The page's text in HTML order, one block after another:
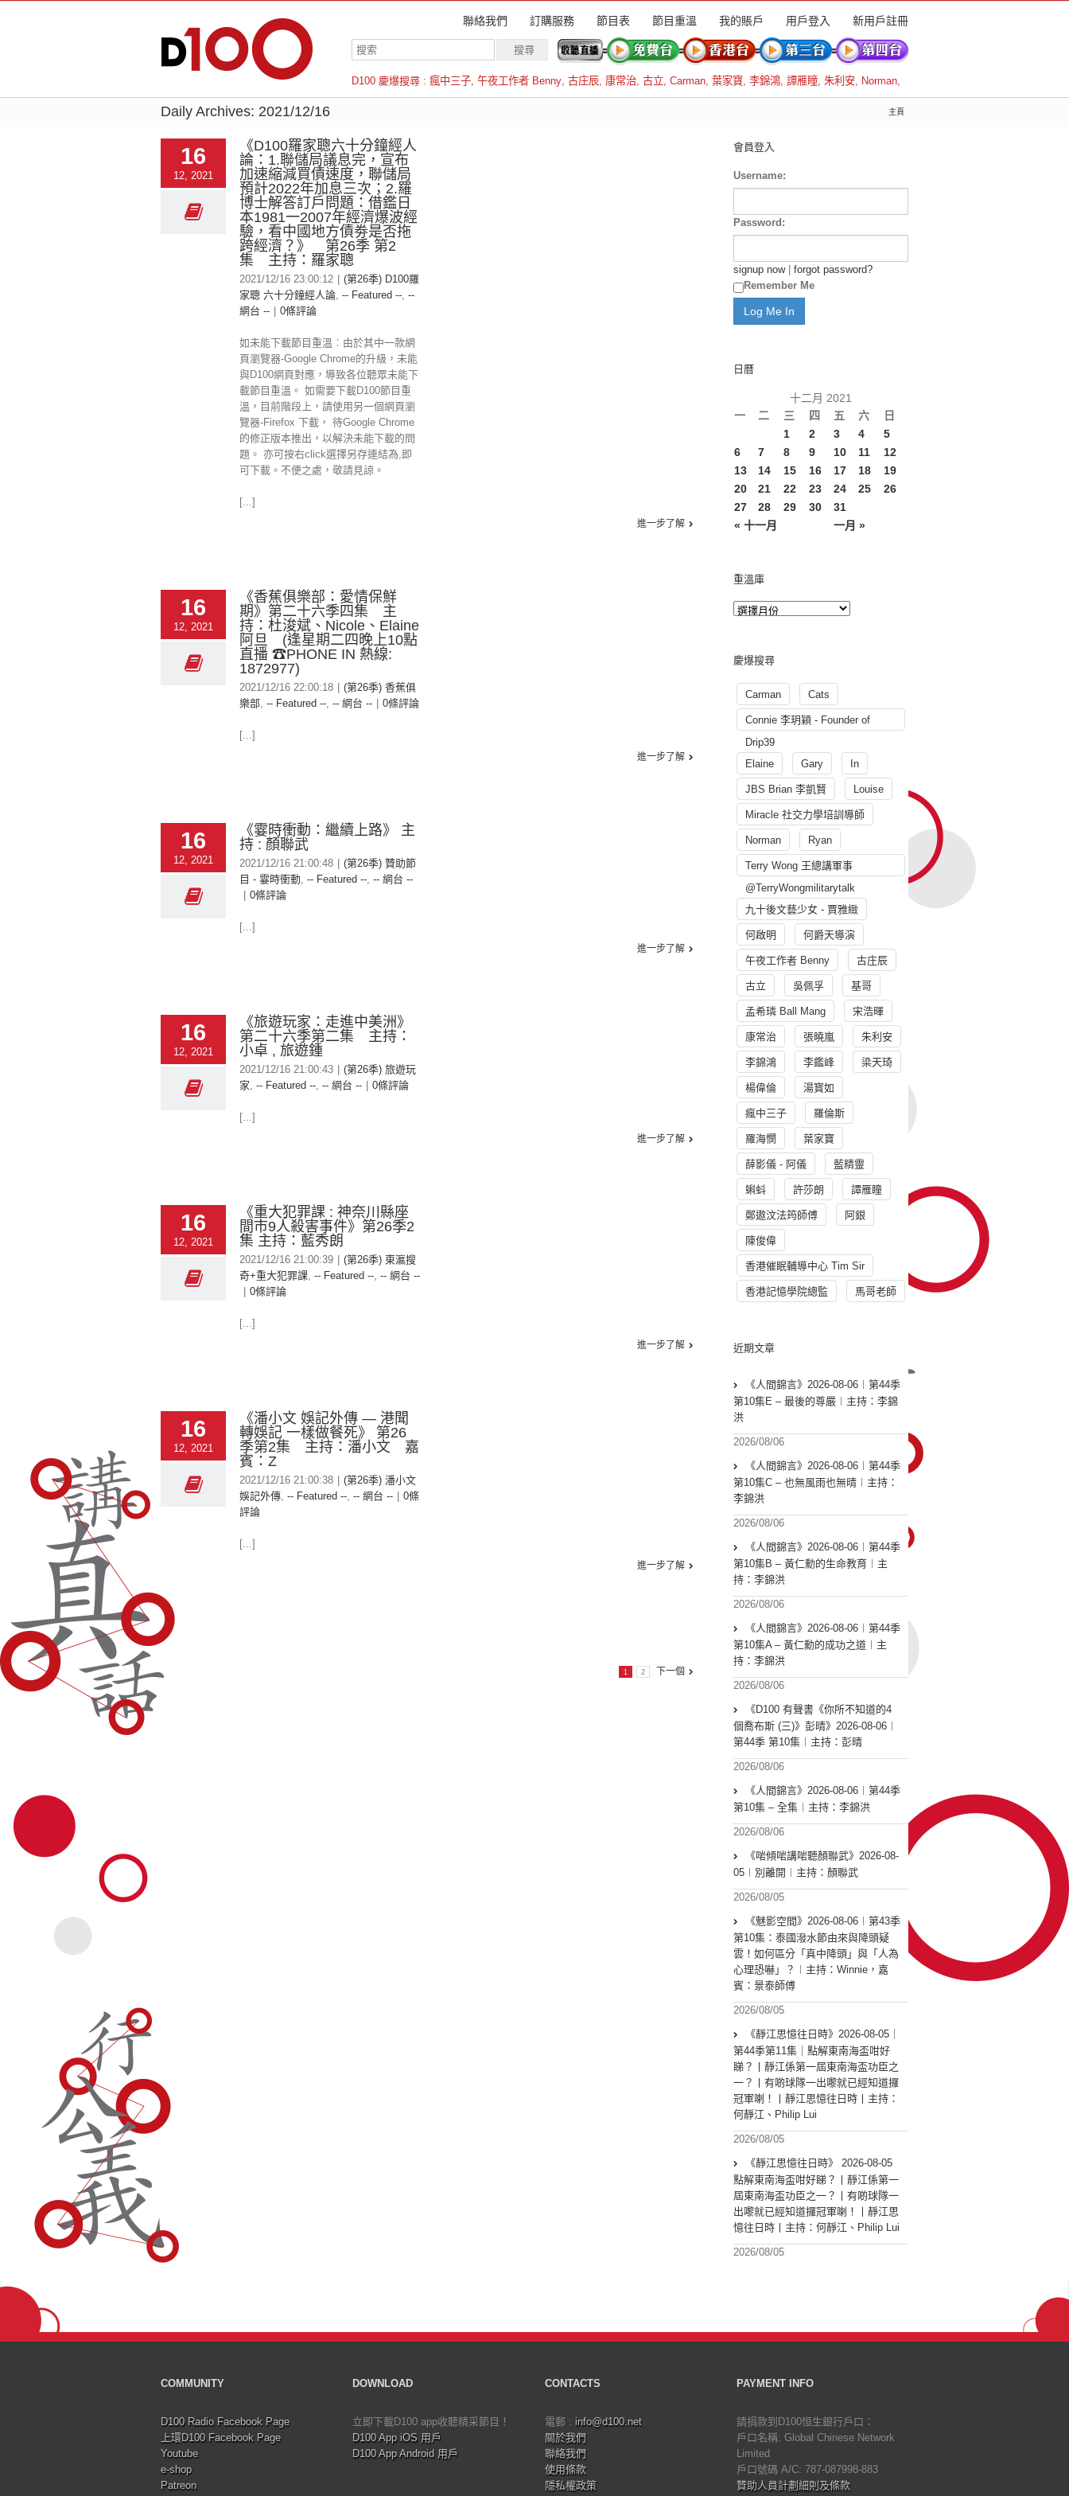
聯絡我們 訂購服務 節目表 節目重溫 我的賬戶 用戶登入 新用戶註冊
D100 慶爆搜尋 : 瘋中三子, 午夜工作者 Benny, 古庄辰, 康常治, 古立, Carman, 葉家寶, 李錦鴻, 譚雁瞳, 朱利安, Norman,
羅倫斯
Daily Archives: 2021/12/16 主頁
16
12, 2021
《D100羅家聰六十分鐘經人
論：1.聯儲局議息完，宣布
加速縮減買債速度，聯儲局
預計2022年加息三次；2.羅
博士解答訂戶問題：借鑑日
本1981一2007年經濟爆波經
驗，看中國地方債劵是否拖
跨經濟？》 第26季 第2
集 主持：羅家聰
2021/12/16 23:00:12
(第26季) D100羅
家聰 六十分鐘經人論, -- Featured --, --
網台 --
0條評論
如未能下載節目重溫︰由於其中一款網
頁瀏覽器-Google Chrome的升級，未能
與D100網頁對應，導致各位聽眾未能下
載節目重溫。 如需要下載D100節目重
溫，目前階段上，請使用另一個網頁瀏
覽器-Firefox 下載， 待Google Chrome
的修正版本推出，以解決未能下載的問
題。 亦可按右click選擇另存連結為,即
可下載。不便之處，敬請見諒。
[...]
進一步了解
16
12, 2021
《香蕉俱樂部：愛情保鮮
期》第二十六季四集 主
持：杜浚斌、Nicole、Elaine
阿旦 (逢星期二四晚上10點
直播 ☎PHONE IN 熱線:
1872977)
2021/12/16 22:00:18
(第26季) 香蕉俱
樂部, -- Featured --, -- 網台 -- 0條評論
[...]
進一步了解
16
12, 2021
《霎時衝動：繼續上路》 主
持 : 顏聯武
2021/12/16 21:00:48
(第26季) 贊助節
目 - 霎時衝動, -- Featured --, -- 網台 --
0條評論
[...]
進一步了解
16
12, 2021
《旅遊玩家：走進中美洲》
第二十六季第二集 主持：
小卓 , 旅遊鍾
2021/12/16 21:00:43
(第26季) 旅遊玩
家, -- Featured --, -- 網台 -- 0條評論
[...]
進一步了解
16
12, 2021
《重大犯罪課 : 神奈川縣座
間市9人殺害事件》第26季2
集 主持：藍秀朗
2021/12/16 21:00:39
(第26季) 東瀛搜
奇+重大犯罪課, -- Featured --, -- 網台 --
0條評論
[...]
進一步了解
16
12, 2021
《潘小文 娛記外傳 — 港聞
轉娛記 一樣做餐死》 第26
季第2集 主持：潘小文 嘉
賓：Z
2021/12/16 21:00:38
(第26季) 潘小文
娛記外傳, -- Featured --, -- 網台 --
0條
評論
[...]
進一步了解
1 2 下一個
會員登入
Username:
Password:
signup now| forgot password?
Remember Me
日曆
十二月 2021
一
二 三 四 五 六 日
« 十一月 一月 »
1 2 3 4
5
6
7 8 9 10 11
12
13
14 15 16 17 18
19
20
21 22 23 24 25
26
27
28 29 30 31
重溫庫
慶爆搜尋
Carman Cats
Connie 李玥穎 - Founder of
Drip39
Elaine
Gary In
JBS Brian 李凱賢 Louise
Miracle 社交力學培訓導師
Norman Ryan
Terry Wong 王總講軍事
@TerryWongmilitarytalk
九十後文藝少女 - 賈雅緻
何啟明 何爵天導演
午夜工作者 Benny 古庄辰
古立 吳佩孚 基哥
孟希璘 Ball Mang 宋浩暉
康常治 張曉嵐 朱利安
李錦鴻 李鑑峰 梁天琦
楊偉倫 湯寳如
瘋中三子 羅倫斯
羅海憫 葉家寶
薛影儀 - 阿儀 藍精靈
蝌蚪 許莎朗 譚雁瞳
鄭遨汶法筠師傅 阿銀
陳俊偉
香港催眠輔導中心 Tim Sir
香港記憶學院總監 馬哥老師
近期文章
《人間錦言》2026-08-06︱第44季
第10集E – 最後的尊嚴︱主持：李錦
洪
2026/08/06
《人間錦言》2026-08-06︱第44季
第10集C – 也無風雨也無晴︱主持：
李錦洪
2026/08/06
《人間錦言》2026-08-06︱第44季
第10集B – 黃仁勳的生命教育︱主
持：李錦洪
2026/08/06
《人間錦言》2026-08-06︱第44季
第10集A – 黃仁勳的成功之道︱主
持：李錦洪
2026/08/06
《D100 有聲書《你所不知道的4
個喬布斯 (三)》彭晴》2026-08-06︱
第44季 第10集︱主持：彭晴
2026/08/06
《人間錦言》2026-08-06︱第44季
第10集 – 全集︱主持：李錦洪
2026/08/06
《啱傾啱講啱聽顏聯武》2026-08-
05︱別離開︱主持：顏聯武
2026/08/05
《魅影空間》2026-08-06︱第43季
第10集：泰國潑水節由來與降頭疑
雲！如何區分「真中降頭」與「人為
心理恐嚇」？︱主持：Winnie，嘉
賓：景泰師傅
2026/08/05
《靜江思憶往日時》2026-08-05｜
第44季第11集｜點解東南海盃咁好
睇？丨靜江係第一屆東南海盃功臣之
一？丨有啲球隊一出嚟就已經知道攞
冠軍喇！丨靜江思憶往日時丨主持：
何靜江、Philip Lui
2026/08/05
《靜江思憶往日時》 2026-08-05
點解東南海盃咁好睇？丨靜江係第一
屆東南海盃功臣之一？丨有啲球隊一
出嚟就已經知道攞冠軍喇！丨靜江思
憶往日時丨主持：何靜江、Philip Lui
2026/08/05
COMMUNITY
D100 Radio Facebook Page
上環D100 Facebook Page
Youtube
e-shop
Patreon
DOWNLOAD
立即下載D100 app收聽精采節目！
D100 App iOS 用戶
D100 App Android 用戶
CONTACTS
電郵 : info@d100.net
關於我們
聯絡我們
使用條款
隱私權政策
PAYMENT INFO
請捐款到D100恒生銀行戶口：
戶口名稱: Global Chinese Network
Limited
戶口號碼 A/C: 787-087998-883
贊助人員計劃細則及條款